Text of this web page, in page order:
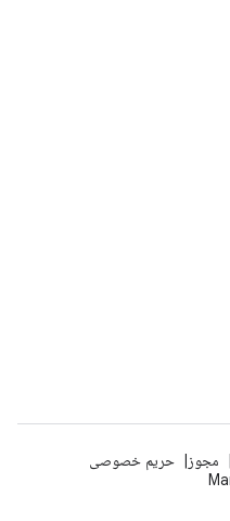
مجوز
حریم خصوصی